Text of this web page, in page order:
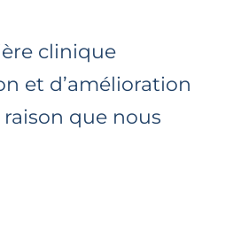
clinique
et d’amélioration
que nous